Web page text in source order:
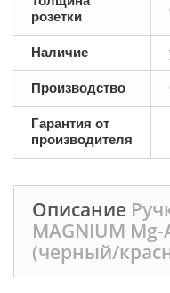
розетки
Наличие
Производство
Гарантия от
производителя
Описание
MAGNIUM Mg-
(черный/